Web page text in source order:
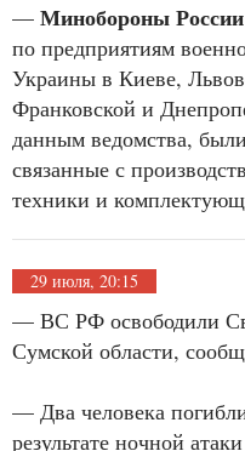
— Минобороны России
по предприятиям
Украины в Киеве,
Франковской и
данным ведомства,
связанные с
техники и
29 июля, 20:15
— ВС РФ освободили
Сумской области,
— Два человека
результате ночной